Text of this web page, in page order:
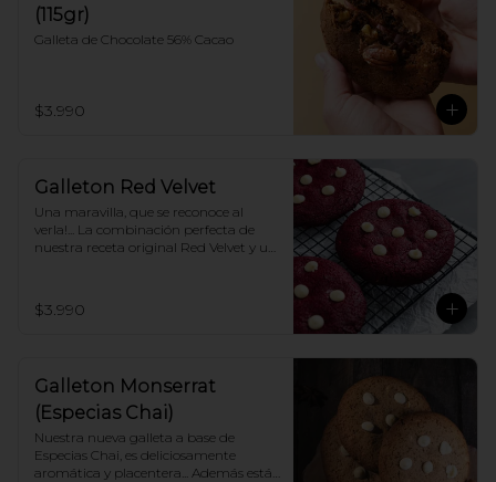
(115gr)
Galleta de Chocolate 56% Cacao
$3.990
Galleton Red Velvet
Una maravilla, que se reconoce al
verla!... La combinación perfecta de
nuestra receta original Red Velvet y un
$3.990
Galleton Monserrat
(Especias Chai)
Nuestra nueva galleta a base de
Especias Chai, es deliciosamente
aromática y placentera... Además está